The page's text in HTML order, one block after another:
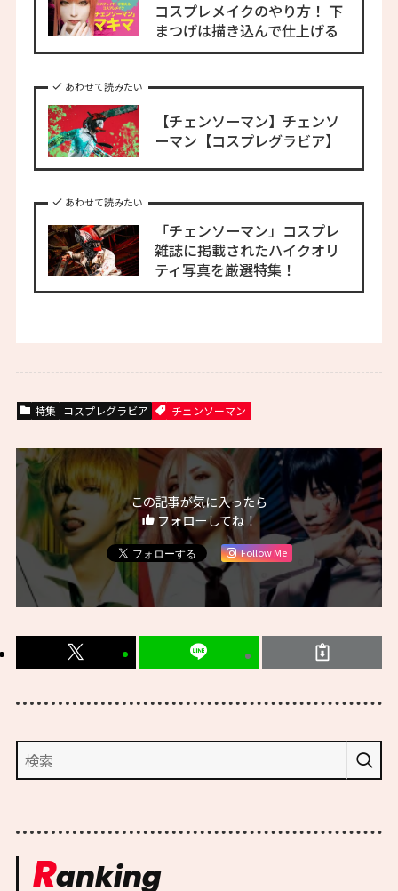
コスプレメイクのやり方！ 下
まつげは描き込んで仕上げる
あわせて読みたい
【チェンソーマン】チェンソ
ーマン【コスプレグラビア】
あわせて読みたい
「チェンソーマン」コスプレ
雑誌に掲載されたハイクオリ
ティ写真を厳選特集！
特集 コスプレグラビア チェンソーマン
この記事が気に入ったら
フォローしてね！
Follow Me
Ranking